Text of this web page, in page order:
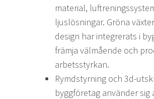
material,
ljuslösningar. Gröna
design har integrerats i
främja välmående och
arbetsstyrkan.
Rymdstyrning och 3d-
byggföretag använder